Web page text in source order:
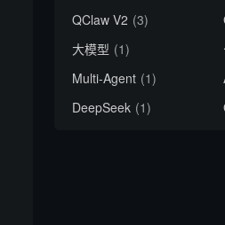
QClaw V2 (3)
大模型 (1)
Multi-Agent (1)
DeepSeek (1)